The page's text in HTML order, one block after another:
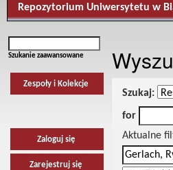
Repozytorium Uniwersytetu w
Szukanie zaawansowane
Zespoły i Kolekcje
Zaloguj się
Zarejestruj się
Szukaj:
for
Aktualne